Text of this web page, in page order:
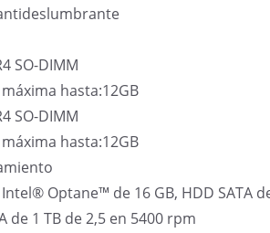
SO-DIMM
hasta:12GB
SO-DIMM
hasta:12GB
Optane™ de 16 GB, HDD SATA
de 1 TB de 2,5 en 5400 rpm